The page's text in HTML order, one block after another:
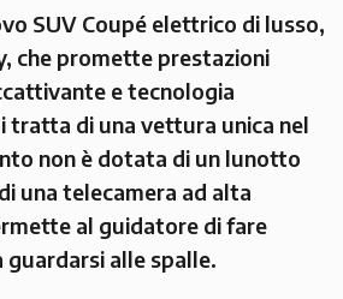
SUV Coupé elettrico di lusso,
che promette prestazioni
e tecnologia
tratta di una vettura unica nel
non è dotata di un lunotto
una telecamera ad alta
al guidatore di fare
guardarsi alle spalle.